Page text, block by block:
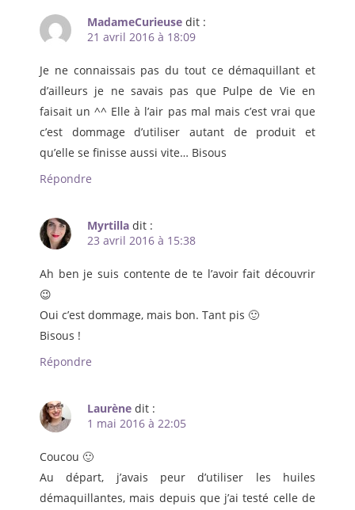
MadameCurieuse dit :
21 avril 2016 à 18:09
Je ne connaissais pas du tout ce démaquillant et
d’ailleurs je ne savais pas que Pulpe de Vie en
faisait un ^^ Elle à l’air pas mal mais c’est vrai que
c’est dommage d’utiliser autant de produit et
qu’elle se finisse aussi vite… Bisous
Répondre
Myrtilla dit :
23 avril 2016 à 15:38
Ah ben je suis contente de te l’avoir fait découvrir
😉
Oui c’est dommage, mais bon. Tant pis 🙂
Bisous !
Répondre
Laurène dit :
1 mai 2016 à 22:05
Coucou 🙂
Au départ, j’avais peur d’utiliser les huiles
démaquillantes, mais depuis que j’ai testé celle de